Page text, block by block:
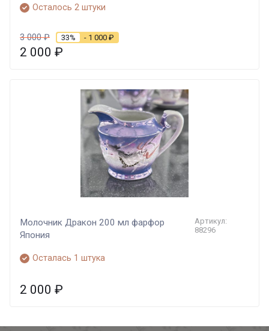
Осталось 2 штуки
3 000₽ 33% - 1 000 ₽
2 000 ₽
Молочник Дракон 200 мл фарфор
Япония
Артикул:
88296
Осталась 1 штука
2 000 ₽